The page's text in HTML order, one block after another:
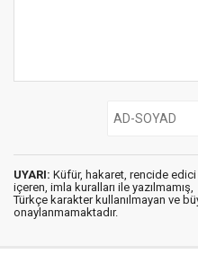
UYARI: Küfür, hakaret, rencide edici
içeren, imla kuralları ile yazılmamış,
Türkçe karakter kullanılmayan ve
onaylanmamaktadır.